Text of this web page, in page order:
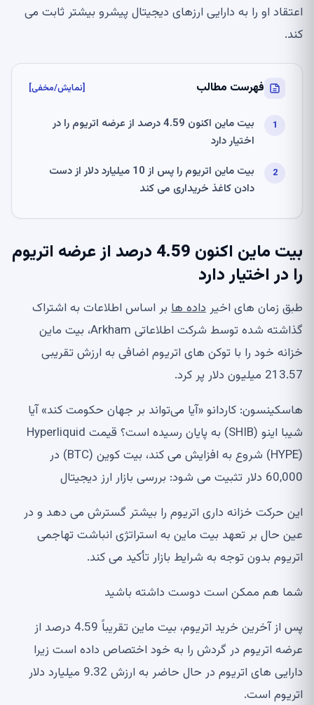
اعتقاد او را به دارایی ارزهای دیجیتال پیشرو بیشتر ثابت می
کند.
فهرست مطالب [نمایش/مخفی]
بیت ماین اکنون 4.59 درصد از عرضه اتریوم را در
اختیار دارد
بیت ماین اتریوم را پس از 10 میلیارد دلار از دست
دادن کاغذ خریداری می کند
بیت ماین اکنون 4.59 درصد از عرضه اتریوم
را در اختیار دارد
طبق زمان های اخیر داده ها بر اساس اطلاعات به اشتراک
گذاشته شده توسط شرکت اطلاعاتی Arkham، بیت ماین
خزانه خود را با توکن های اتریوم اضافی به ارزش تقریبی
213.57 میلیون دلار پر کرد.
هاسکینسون: کاردانو «آیا می‌تواند بر جهان حکومت کند» آیا
شیبا اینو (SHIB) به پایان رسیده است؟ قیمت Hyperliquid
(HYPE) شروع به افزایش می کند، بیت کوین (BTC) در
60,000 دلار تثبیت می شود: بررسی بازار ارز دیجیتال
این حرکت خزانه داری اتریوم را بیشتر گسترش می دهد و در
عین حال بر تعهد بیت ماین به استراتژی انباشت تهاجمی
اتریوم بدون توجه به شرایط بازار تأکید می کند.
شما هم ممکن است دوست داشته باشید
پس از آخرین خرید اتریوم، بیت ماین تقریباً 4.59 درصد از
عرضه اتریوم در گردش را به خود اختصاص داده است زیرا
دارایی های اتریوم در حال حاضر به ارزش 9.32 میلیارد دلار
اتریوم است.